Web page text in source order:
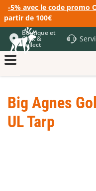
-5% avec le code promo
partir de 100€
Boutique et
Click &
Collect
Big Agnes
UL Tarp